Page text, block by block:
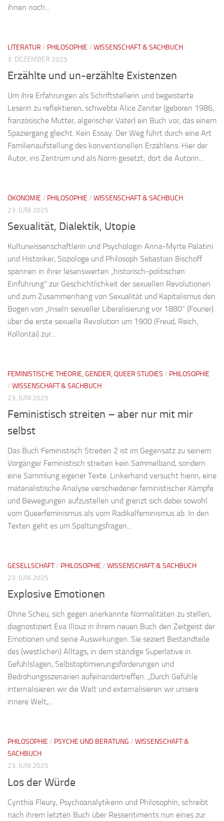
ihnen noch...
LITERATUR / PHILOSOPHIE / WISSENSCHAFT & SACHBUCH
3. DEZEMBER 2025
Erzählte und un-erzählte Existenzen
Um ihre Erfahrungen als Schriftstellerin und begeisterte
Leserin zu reflektieren, schwebte Alice Zeniter (geboren 1986,
französische Mutter, algerischer Vater) ein Buch vor, das einem
Spaziergang gleicht. Kein Essay. Der Weg führt durch eine Art
Familienaufstellung des konventionellen Erzählens: Hier der
Autor, ins Zentrum und als Norm gesetzt; dort die Autorin...
ÖKONOMIE / PHILOSOPHIE / WISSENSCHAFT & SACHBUCH
23. JUNI 2025
Sexualität, Dialektik, Utopie
Kulturwissenschaftlerin und Psychologin Anna-Myrte Palatini
und Historiker, Soziologe und Philosoph Sebastian Bischoff
spannen in ihrer lesenswerten „historisch-politischen
Einführung“ zur Geschichtlichkeit der sexuellen Revolutionen
und zum Zusammenhang von Sexualität und Kapitalismus den
Bogen von „Inseln sexueller Liberalisierung vor 1880“ (Fourier)
über die erste sexuelle Revolution um 1900 (Freud, Reich,
Kollontai) zur...
FEMINISTISCHE THEORIE, GENDER, QUEER STUDIES / PHILOSOPHIE
/ WISSENSCHAFT & SACHBUCH
23. JUNI 2025
Feministisch streiten – aber nur mit mir
selbst
Das Buch Feministisch Streiten 2 ist im Gegensatz zu seinem
Vorgänger Feministisch streiten kein Sammelband, sondern
eine Sammlung eigener Texte. Linkerhand versucht hierin, eine
materialistische Analyse verschiedener feministischer Kämpfe
und Bewegungen aufzustellen und grenzt sich dabei sowohl
vom Queerfeminismus als vom Radikalfeminismus ab. In den
Texten geht es um Spaltungsfragen...
GESELLSCHAFT/ PHILOSOPHIE / WISSENSCHAFT & SACHBUCH
23. JUNI 2025
Explosive Emotionen
Ohne Scheu, sich gegen anerkannte Normalitäten zu stellen,
diagnostiziert Eva Illouz in ihrem neuen Buch den Zeitgeist der
Emotionen und seine Auswirkungen. Sie seziert Bestandteile
des (westlichen) Alltags, in dem ständige Superlative in
Gefühlslagen, Selbstoptimierungsforderungen und
Bedrohungsszenarien aufeinandertreffen. „Durch Gefühle
internalisieren wir die Welt und externalisieren wir unsere
innere Welt,...
PHILOSOPHIE / PSYCHE UND BERATUNG / WISSENSCHAFT &
SACHBUCH
23. JUNI 2025
Los der Würde
Cynthia Fleury, Psychoanalytikerin und Philosophin, schreibt
nach ihrem letzten Buch über Ressentiments nun eines zur